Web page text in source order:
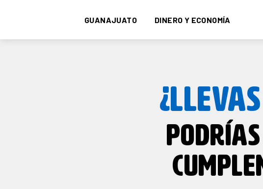
GUANAJUATO DINERO Y ECONOMÍA